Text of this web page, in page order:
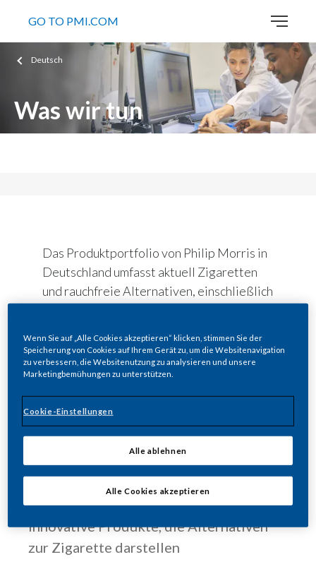
GO TO PMI.COM
Deutsch
Was wir tun
Das Produktportfolio von Philip Morris in
Deutschland umfasst aktuell Zigaretten
und rauchfreie Alternativen, einschließlich
Zigarettenmarken. Heute entwickeln wir
ein neues Portfolio von rauchfreien
Alternativen zur Zigarette darstellen.
Innovative Produkte, die Alternativen
zur Zigarette darstellen
UNSER RAUCHFREIES PRODUKTANGEBOT
Wenn Sie auf „Alle Cookies akzeptieren“ klicken, stimmen Sie der
Speicherung von Cookies auf Ihrem Gerät zu, um die Websitenavigation
zu verbessern, die Websitenutzung zu analysieren und unsere
Marketingbemühungen zu unterstützen.
Cookie-Einstellungen
Alle ablehnen
Alle Cookies akzeptieren